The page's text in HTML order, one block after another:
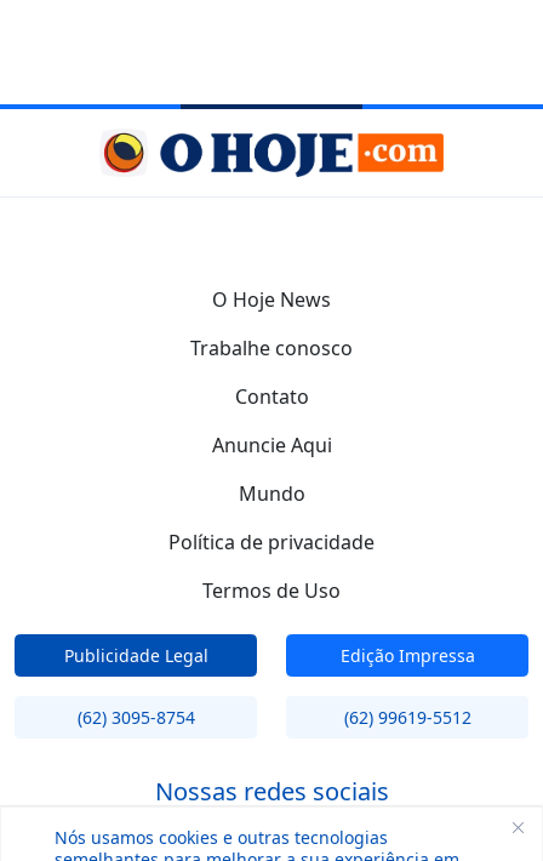
Nós usamos cookies e outras tecnologias
O Hoje News
Trabalhe conosco
Contato
Anuncie Aqui
Mundo
Política de privacidade
Termos de Uso
Publicidade Legal Edição Impressa
(62) 3095-8754 (62) 99619-5512
Nossas redes sociais